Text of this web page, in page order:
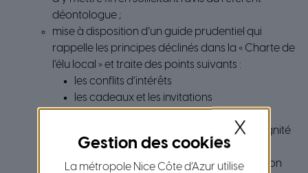
déontologue ;
mise à disposition d’un guide prudentiel qui
rappelle les principes déclinés dans la « Charte de
l’élu local » et traite des points suivants :
les conflits d’intérêts
les cadeaux et les invitations
l’assiduité, la diligence, la probité et la dignité
l’encadrement du lobbying
le bon usage des moyens mis à disposition
X
La métropole Nice Côte d’Azur utilise